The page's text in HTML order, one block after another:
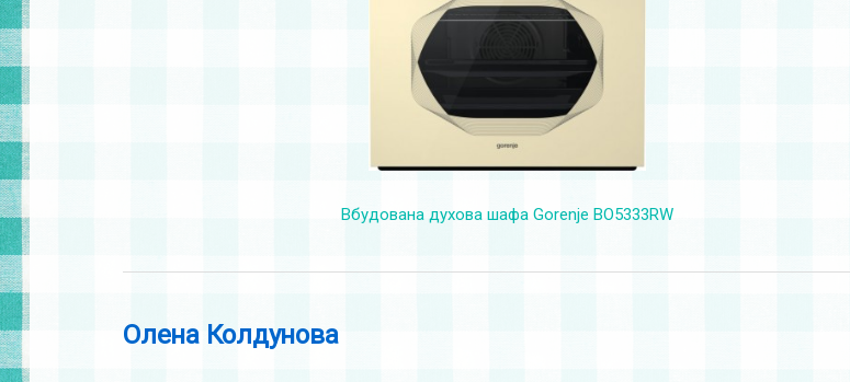
Вбудована духова шафа Gorenje BO5333RW
Олена Колдунова